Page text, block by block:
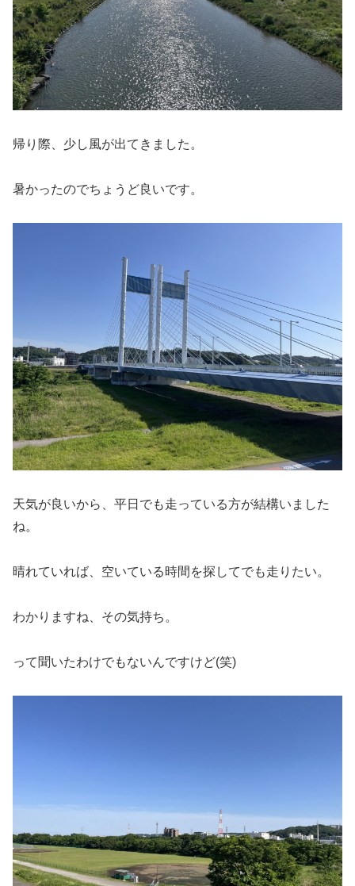
帰り際、少し風が出てきました。
暑かったのでちょうど良いです。
天気が良いから、平日でも走っている方が結構いました
ね。
晴れていれば、空いている時間を探してでも走りたい。
わかりますね、その気持ち。
って聞いたわけでもないんですけど(笑)